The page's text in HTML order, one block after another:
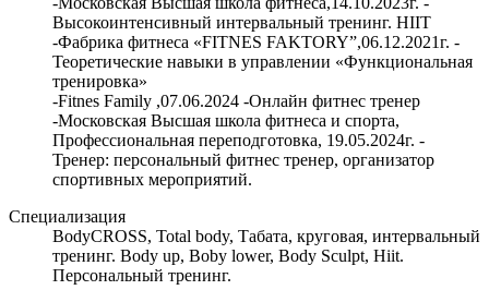
Высокоинтенсивный интервальный тренинг. HIIT
-Фабрика фитнеса «FITNES FAKTORY”,06.12.2021г. -
Теоретические навыки в управлении «Функциональная
тренировка»
-Fitnes Family ,07.06.2024 -Онлайн фитнес тренер
-Московская Высшая школа фитнеса и спорта,
Профессиональная переподготовка, 19.05.2024г. -
Тренер: персональный фитнес тренер, организатор
спортивных мероприятий.
Специализация
BodyCROSS, Total body, Табата, круговая, интервальный
тренинг. Body up, Boby lower, Body Sculpt, Hiit.
Персональный тренинг.